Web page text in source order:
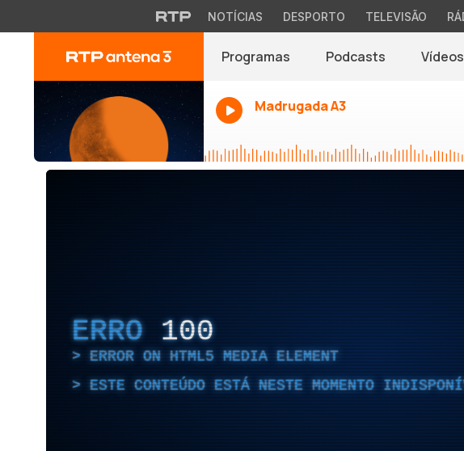
NOTÍCIAS DESPORTO TELEVISÃO
Programas Podcasts Vídeos
Madrugada A3
ERRO 100
ERROR ON HTML5 MEDIA ELEMENT
ESTE CONTEÚDO ESTÁ NESTE MOMENTO